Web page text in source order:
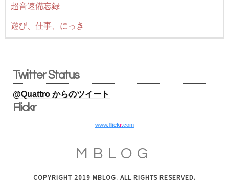
超音速備忘録
遊び、仕事、にっき
Twitter Status
@Quattro からのツイート
Flickr
www.flickr.com
MBLOG
COPYRIGHT 2019 MBLOG. ALL RIGHTS RESERVED.